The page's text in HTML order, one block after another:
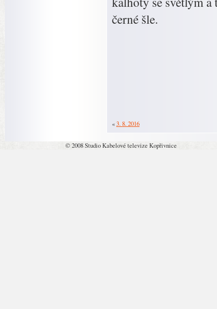
černé šle.
«3. 8. 2016
© 2008 Studio Kabelové televize Kopřivnice